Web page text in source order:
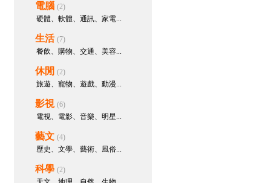
bopis28495 參與回應：天天久
深蹲與血管營養，打造海綿體充血
的高速公路！
bopis28495
善早洩方式降級敏感度，讓愛愛抬
起頭
bopis28495
遇到讓你抬不起頭的症頭嗎
necijal168
威而鋼Kamagra助勃起增硬
necijal168
威而鋼Kamagra助勃起增硬
電腦 (2)
硬體、軟體、通訊、家電...
生活 (7)
餐飲、購物、交通、美容...
休閒 (2)
旅遊、寵物、遊戲、動漫...
影視 (6)
電視、電影、音樂、明星...
藝文 (4)
歷史、文學、藝術、風俗...
科學 (2)